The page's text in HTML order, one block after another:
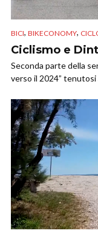
BICI, BIKECONOMY,
Ciclismo e
Seconda parte della
verso il 2024” tenutosi